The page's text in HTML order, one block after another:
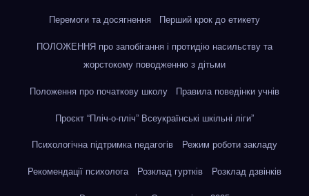
Перемоги та досягнення Перший крок до етикету
ПОЛОЖЕННЯ про запобігання і протидію насильству та
жорстокому поводженню з дітьми
Положення про початкову школу Правила поведінки учнів
Проєкт “Пліч-о-пліч” Всеукраїнські шкільні ліги”
Психологічна підтримка педагогів Режим роботи закладу
Рекомендації психолога Розклад гуртків Розклад дзвінків